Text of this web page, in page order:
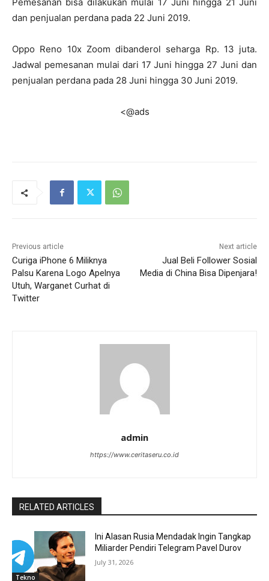
dan penjualan perdana pada 22 Juni 2019.
Oppo Reno 10x Zoom dibanderol seharga Rp. 13 juta.
Jadwal pemesanan mulai dari 17 Juni hingga 27 Juni dan
penjualan perdana pada 28 Juni hingga 30 Juni 2019.
<@ads
Previous article
Curiga iPhone 6 Miliknya
Palsu Karena Logo Apelnya
Utuh, Warganet Curhat di
Twitter
Next article
Jual Beli Follower Sosial
Media di China Bisa Dipenjara!
admin
https://www.ceritaseru.co.id
RELATED ARTICLES
Tekno
Ini Alasan Rusia Mendadak Ingin Tangkap
Miliarder Pendiri Telegram Pavel Durov
July 31, 2026